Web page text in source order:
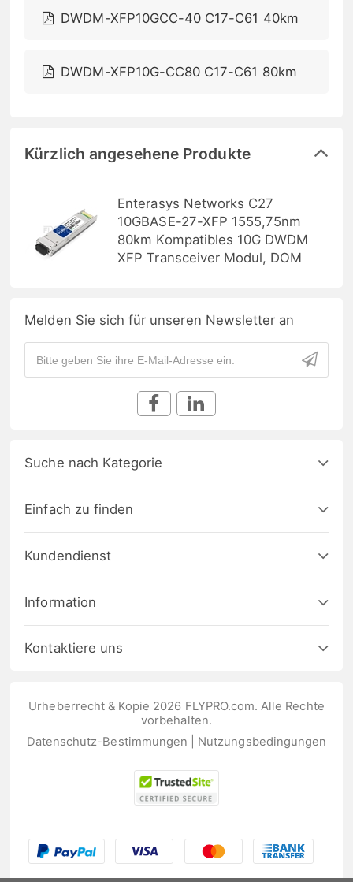
DWDM-XFP10GCC-40 C17-C61 40km
DWDM-XFP10G-CC80 C17-C61 80km
Kürzlich angesehene Produkte
Enterasys Networks C27
10GBASE-27-XFP 1555,75nm
80km Kompatibles 10G DWDM
XFP Transceiver Modul, DOM
Melden Sie sich für unseren Newsletter an
Suche nach Kategorie
Einfach zu finden
Kundendienst
Information
Kontaktiere uns
Urheberrecht & Kopie 2026 FLYPRO.com. Alle Rechte
vorbehalten.
Datenschutz-Bestimmungen
Nutzungsbedingungen